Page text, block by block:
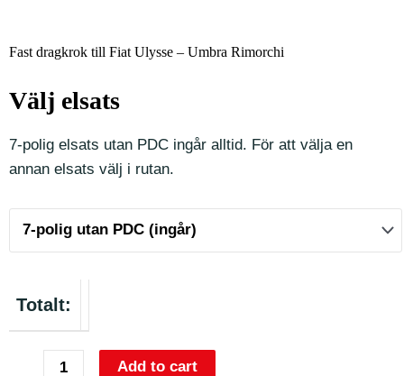
Fast dragkrok till Fiat Ulysse – Umbra Rimorchi
Välj elsats
7-polig elsats utan PDC ingår alltid. För att välja en
annan elsats välj i rutan.
Totalt:
Add to cart